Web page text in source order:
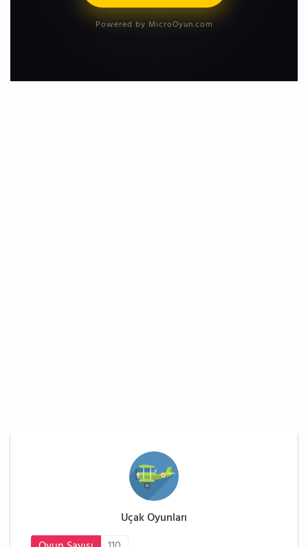
Powered by MicroOyun.com
Uçak Oyunları